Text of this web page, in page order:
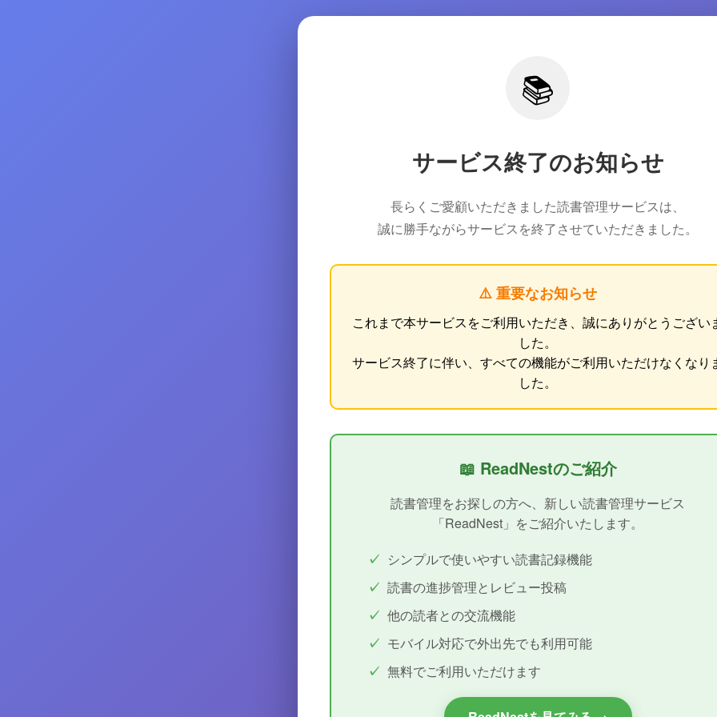
📚
サービス終了のお知らせ
長らくご愛顧いただきました読書管理サービスは、
誠に勝手ながらサービスを終了させていただきました。
⚠️ 重要なお知らせ
これまで本サービスをご利用いただき、誠にありがとうござい
した。
サービス終了に伴い、すべての機能がご利用いただけなくなり
した。
📖 ReadNestのご紹介
読書管理をお探しの方へ、新しい読書管理サービス
「ReadNest」をご紹介いたします。
シンプルで使いやすい読書記録機能
読書の進捗管理とレビュー投稿
他の読者との交流機能
モバイル対応で外出先でも利用可能
無料でご利用いただけます